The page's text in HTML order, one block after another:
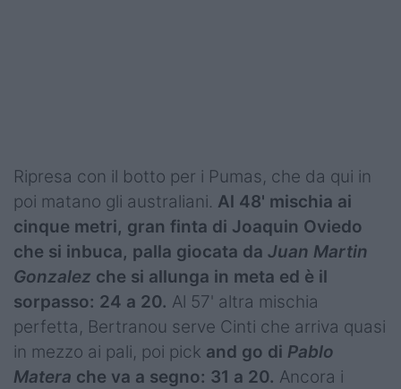
Ripresa con il botto per i Pumas, che da qui in
poi matano gli australiani. Al 48' mischia ai
cinque metri, gran finta di Joaquin Oviedo
che si inbuca, palla giocata da Juan Martin
Gonzalez che si allunga in meta ed è il
sorpasso: 24 a 20. Al 57' altra mischia
perfetta, Bertranou serve Cinti che arriva quasi
in mezzo ai pali, poi pick and go di Pablo
Matera che va a segno: 31 a 20. Ancora i